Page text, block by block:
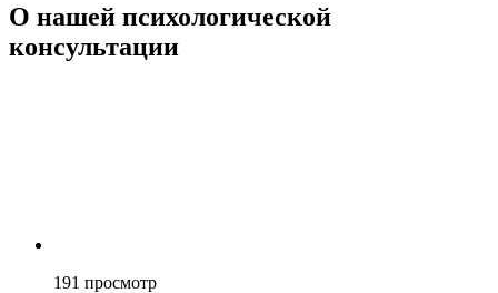
О нашей психологической
консультации
191 просмотр